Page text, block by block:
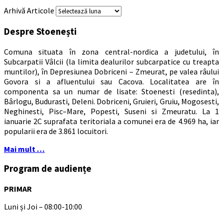
Arhivă Articole
Despre Stoenești
Comuna situata în zona central-nordica a judetului, în
Subcarpatii Vâlcii (la limita dealurilor subcarpatice cu treapta
muntilor), în Depresiunea Dobriceni – Zmeurat, pe valea râului
Govora si a afluentului sau Cacova. Localitatea are în
componenta sa un numar de lisate: Stoenesti (resedinta),
Bârlogu, Budurasti, Deleni. Dobriceni, Gruieri, Gruiu, Mogosesti,
Neghinesti, Pisc–Mare, Popesti, Suseni si Zmeuratu. La 1
ianuarie 2C suprafata teritoriala a comunei era de 4.969 ha, iar
popularii era de 3.861 locuitori.
Mai mult …
Program de audiențe
PRIMAR
Luni și Joi – 08:00-10:00